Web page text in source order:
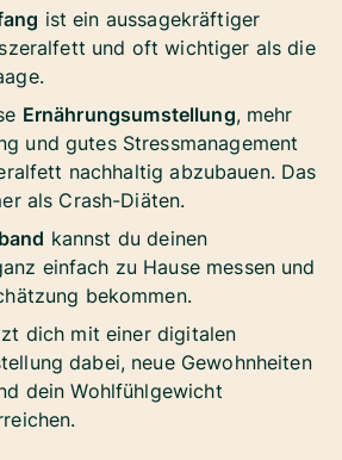
ist ein aussagekräftiger
und oft wichtiger als die
Ernährungsumstellung, mehr
und gutes Stressmanagement
nachhaltig abzubauen. Das
als Crash-Diäten.
kannst du deinen
einfach zu Hause messen und
bekommen.
dich mit einer digitalen
dabei, neue Gewohnheiten
dein Wohlfühlgewicht